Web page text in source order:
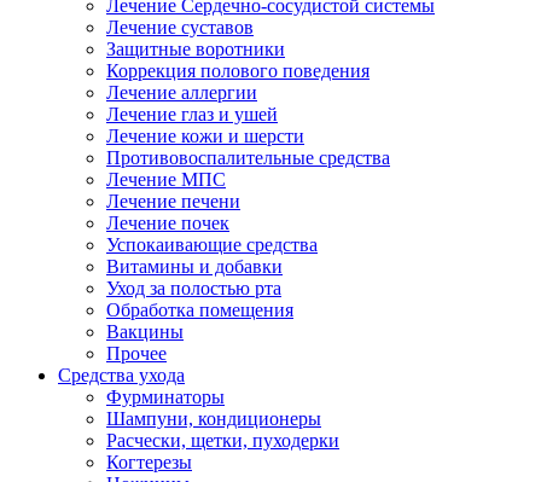
Лечение Сердечно-сосудистой системы
Лечение суставов
Защитные воротники
Коррекция полового поведения
Лечение аллергии
Лечение глаз и ушей
Лечение кожи и шерсти
Противовоспалительные средства
Лечение МПС
Лечение печени
Лечение почек
Успокаивающие средства
Витамины и добавки
Уход за полостью рта
Обработка помещения
Вакцины
Прочее
Средства ухода
Фурминаторы
Шампуни, кондиционеры
Расчески, щетки, пуходерки
Когтерезы